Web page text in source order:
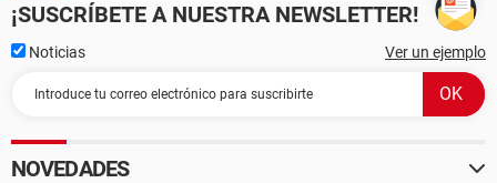
¡SUSCRÍBETE A NUESTRA NEWSLETTER!
Noticias Ver un ejemplo
NOVEDADES